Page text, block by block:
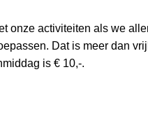
onze activiteiten als we
Dat is meer dan
is € 10,-.